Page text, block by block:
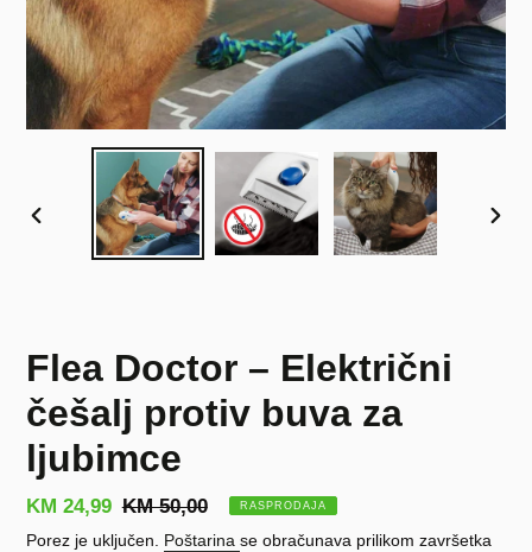
PRETHODNI
Flea Doctor – Električni
češalj protiv buva za
ljubimce
Prodajna
cijena
KM 24,99 Redovna
cijena
KM 50,00 RASPRODAJA
Porez je uključen. Poštarina se obračunava prilikom završetka